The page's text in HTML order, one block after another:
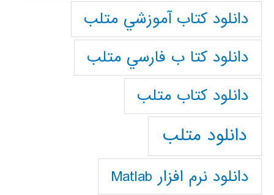
دانلود كتاب آموزشي متلب
دانلود كتا ب فارسي متلب
دانلود كتاب متلب
دانلود متلب
دانلود نرم افزار Matlab